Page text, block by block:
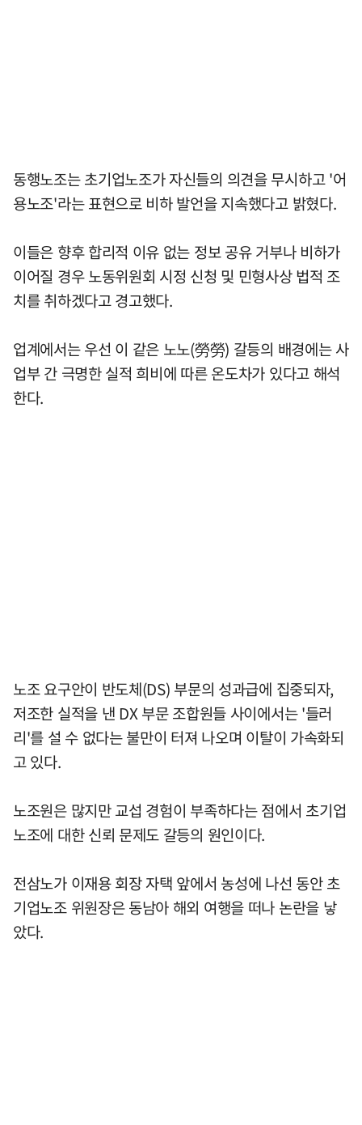
동행노조는 초기업노조가 자신들의 의견을 무시하고 '어
용노조'라는 표현으로 비하 발언을 지속했다고 밝혔다.
이들은 향후 합리적 이유 없는 정보 공유 거부나 비하가
이어질 경우 노동위원회 시정 신청 및 민형사상 법적 조
치를 취하겠다고 경고했다.
업계에서는 우선 이 같은 노노(勞勞) 갈등의 배경에는 사
업부 간 극명한 실적 희비에 따른 온도차가 있다고 해석
한다.
노조 요구안이 반도체(DS) 부문의 성과급에 집중되자,
저조한 실적을 낸 DX 부문 조합원들 사이에서는 '들러
리'를 설 수 없다는 불만이 터져 나오며 이탈이 가속화되
고 있다.
노조원은 많지만 교섭 경험이 부족하다는 점에서 초기업
노조에 대한 신뢰 문제도 갈등의 원인이다.
전삼노가 이재용 회장 자택 앞에서 농성에 나선 동안 초
기업노조 위원장은 동남아 해외 여행을 떠나 논란을 낳
았다.